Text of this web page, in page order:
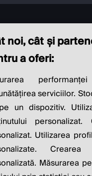
Friedman
noi, cât și
a oferi:
serviciilor.
un dispozitiv.
Utilizarea
Măsurarea